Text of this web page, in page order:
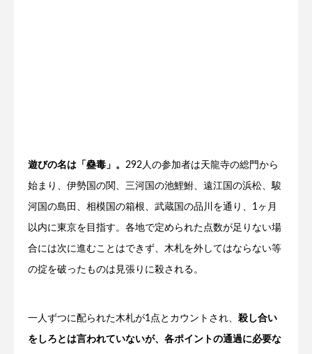
遊びの名は「蠱毒」。 292人の参加者は天龍寺の総門から
始まり、伊勢国の関、三河国の池鯉鮒、遠江国の浜松、駿
河国の島田、相模国の箱根、武蔵国の品川を通り、1ヶ月
以内に東京を目指す。各地で定められた点数が足りない場
合には次に進むことはできず、木札を外してはならない等
の掟を破ったものは見張りに殺される。
一人ずつに配られた木札が1点とカウントされ、 殺し合い
をしろとは言われていないが、各ポイントの通過に必要な